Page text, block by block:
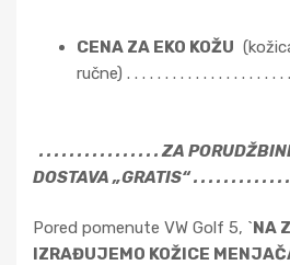
CENA ZA EKO KOŽU
ručne) . . . . . . . . . . . . . . . . . . .
. . . . . . . . . . . . . . . . ZA
DOSTAVA „GRATIS“ . . . . . . . . . . . . .
Pored pomenute VW Golf 5, `NA
IZRAĐUJEMO KOŽICE